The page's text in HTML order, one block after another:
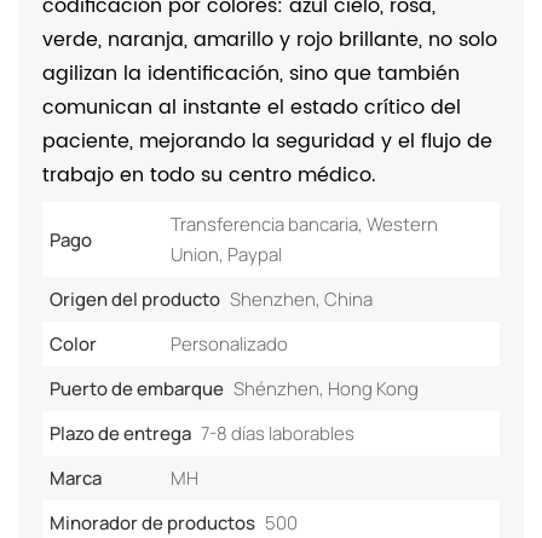
codificación por colores: azul cielo, rosa,
verde, naranja, amarillo y rojo brillante, no solo
agilizan la identificación, sino que también
comunican al instante el estado crítico del
paciente, mejorando la seguridad y el flujo de
trabajo en todo su centro médico.
Pago
Transferencia bancaria, Western
Union, Paypal
Origen del producto Shenzhen, China
Color
Personalizado
Puerto de embarque Shénzhen, Hong Kong
Plazo de entrega 7-8 días laborables
Marca
MH
Minorador de productos 500